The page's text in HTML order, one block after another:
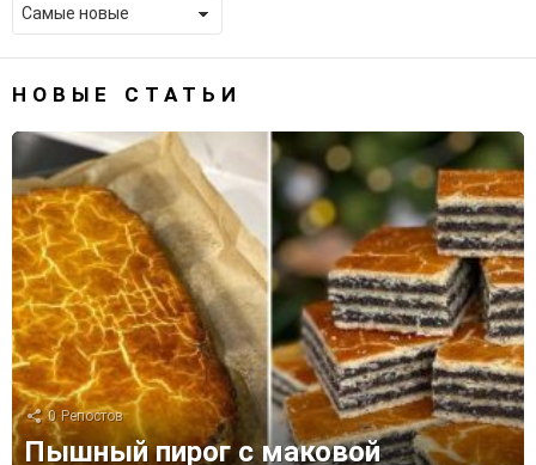
НОВЫЕ СТАТЬИ
0 Репостов
Пышный пирог с маковой